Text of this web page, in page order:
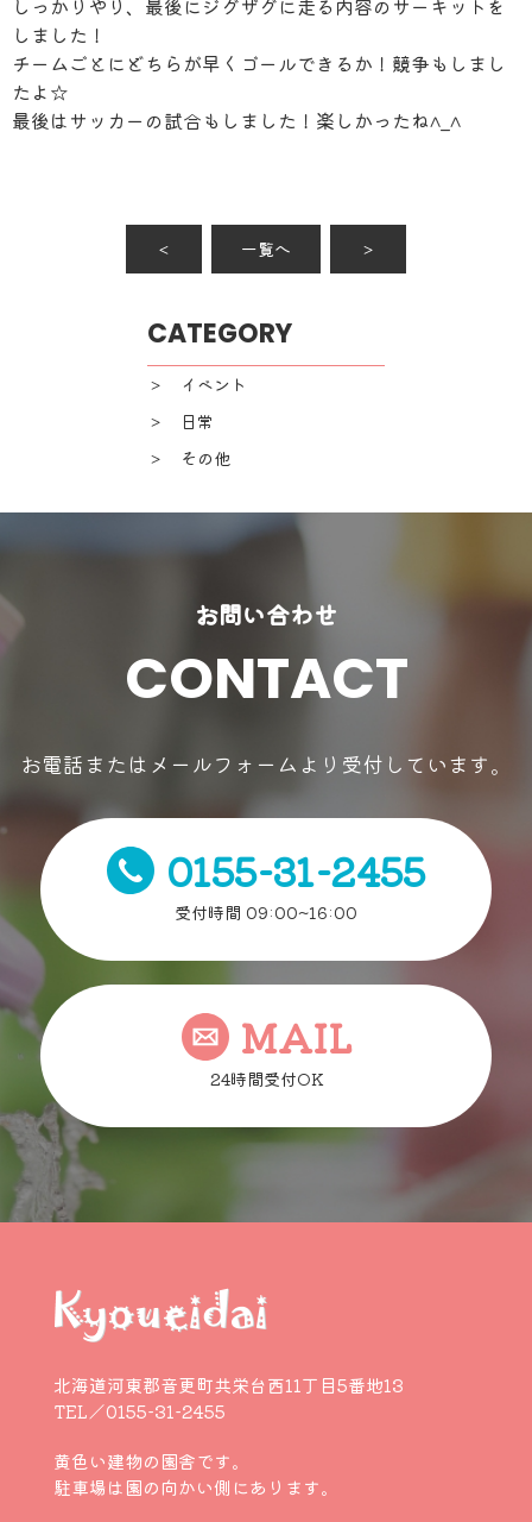
しっかりやり、最後にジグザグに走る内容のサーキットを
しました！
チームごとにどちらが早くゴールできるか！競争もしまし
たよ☆
最後はサッカーの試合もしました！楽しかったね^_^
＜ 一覧へ ＞
CATEGORY
＞ イベント
＞ 日常
＞ その他
お問い合わせ
CONTACT
お電話またはメールフォームより受付しています。
0155-31-2455
受付時間 09:00~16:00
MAIL
24時間受付OK
北海道河東郡音更町共栄台西11丁目5番地13
TEL／0155-31-2455
黄色い建物の園舎です。
駐車場は園の向かい側にあります。